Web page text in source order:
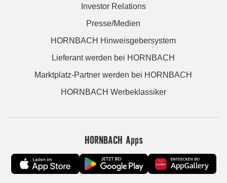
Investor Relations
Presse/Medien
HORNBACH Hinweisgebersystem
Lieferant werden bei HORNBACH
Marktplatz-Partner werden bei HORNBACH
HORNBACH Werbeklassiker
HORNBACH Apps